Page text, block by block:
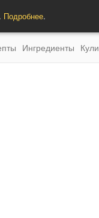
Подробнее.
Ингредиенты